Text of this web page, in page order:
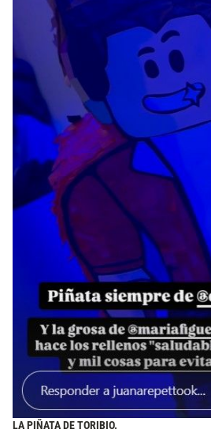
LA PIÑATA DE TORIBIO.